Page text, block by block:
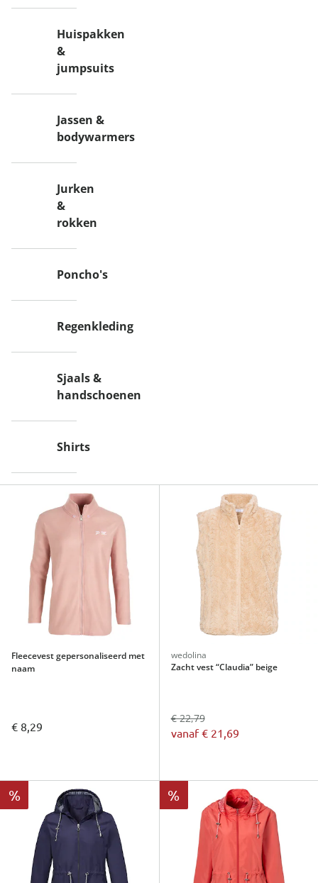
Huispakken
&
jumpsuits
Jassen &
bodywarmers
Jurken
&
rokken
Poncho's
Regenkleding
Sjaals &
handschoenen
Shirts
Fleecevest gepersonaliseerd met
naam
€ 8,29
wedolina
Zacht vest “Claudia” beige
€ 22,79
vanaf€ 21,69
% %